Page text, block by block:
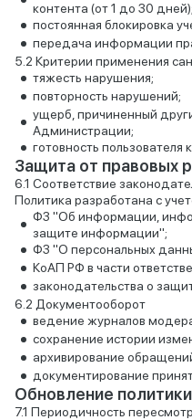
контента (от 1 до 30 дней);
постоянная блокировка
передача информации
Критерии применения
тяжесть нарушения;
повторность нарушений;
ущерб, причиненный
Администрации;
готовность
Защита от правовых
Соответствие
Политика разработана с
ФЗ "Об информации,
защите информации";
ФЗ "О персональных
КоАП РФ в части
законодательства о
Документооборот
ведение журналов
сохранение истории
архивирование
документирование
Обновление политики
Периодичность